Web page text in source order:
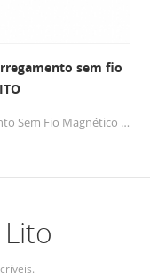
sem fio
Lápis LITO K1, Caneta Stylus de Carregamento Sem Fio Magnético para iPad com Rejeição de Palma, Lápis Ativo Compatível com (2018-2022) Apple iPad, para escrita/desenho preciso